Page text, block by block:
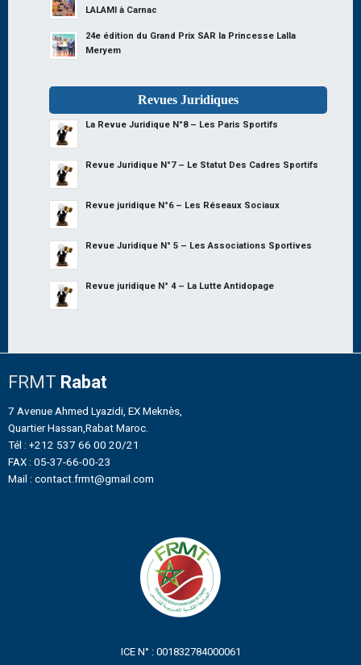
LALAMI à Carnac
24e édition du Grand Prix SAR la Princesse Lalla
Meryem
Revues Juridiques
La Revue Juridique N°8 – Les Paris Sportifs
Revue Juridique N°7 – Le Statut Des Cadres Sportifs
Revue juridique N°6 – Les Réseaux Sociaux
Revue Juridique N° 5 – Les Associations Sportives
Revue juridique N° 4 – La Lutte Antidopage
FRMT Rabat
7 Avenue Ahmed Lyazidi, EX Meknès,
Quartier Hassan,Rabat Maroc.
Tél : +212 537 66 00 20/21
FAX : 05-37-66-00-23
Mail : contact.frmt@gmail.com
ICE N° : 001832784000061